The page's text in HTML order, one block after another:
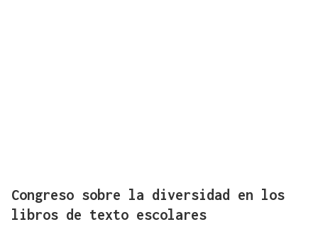
Congreso sobre la diversidad en los
libros de texto escolares